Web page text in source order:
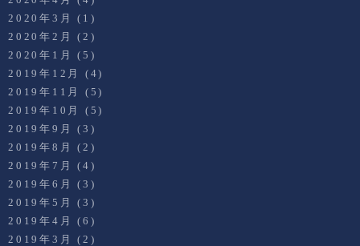
2020年3月
(1)
2020年2月
(2)
2020年1月
(5)
2019年12月
(4)
2019年11月
(5)
2019年10月
(5)
2019年9月
(3)
2019年8月
(2)
2019年7月
(4)
2019年6月
(3)
2019年5月
(3)
2019年4月
(6)
2019年3月
(2)